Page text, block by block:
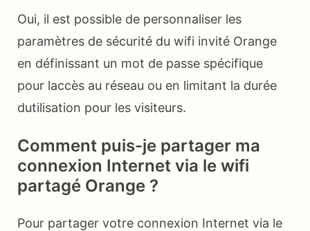
Oui, il est possible de personnaliser les
paramètres de sécurité du wifi invité Orange
en définissant un mot de passe spécifique
pour laccès au réseau ou en limitant la durée
dutilisation pour les visiteurs.
Comment puis-je partager ma
connexion Internet via le wifi
partagé Orange ?
Pour partager votre connexion Internet via le